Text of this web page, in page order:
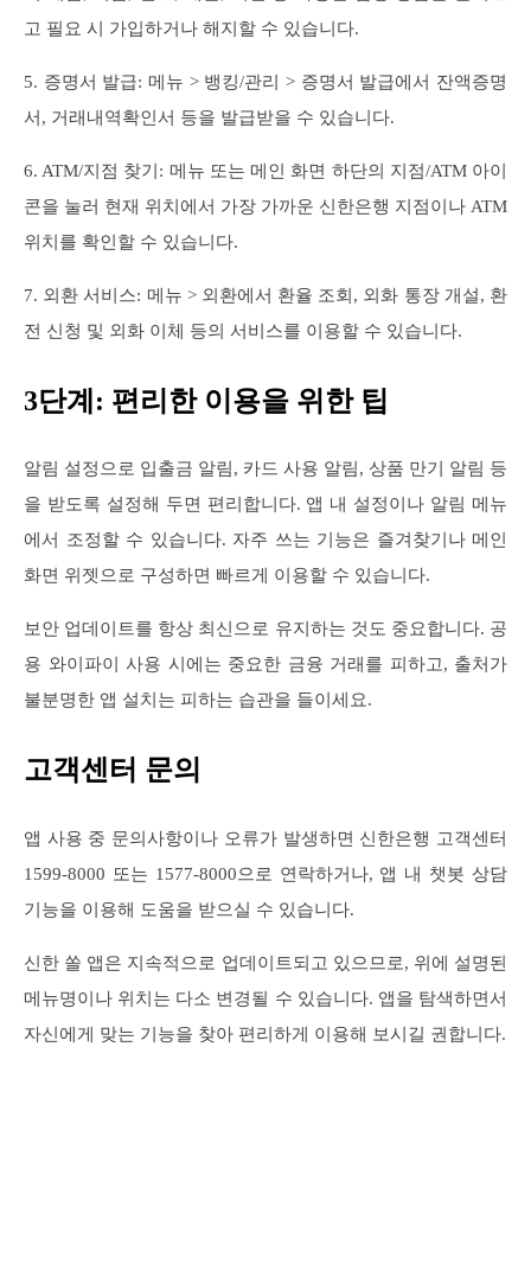
고 필요 시 가입하거나 해지할 수 있습니다.
5. 증명서 발급: 메뉴 > 뱅킹/관리 > 증명서 발급에서 잔액증명
서, 거래내역확인서 등을 발급받을 수 있습니다.
6. ATM/지점 찾기: 메뉴 또는 메인 화면 하단의 지점/ATM 아이
콘을 눌러 현재 위치에서 가장 가까운 신한은행 지점이나 ATM
위치를 확인할 수 있습니다.
7. 외환 서비스: 메뉴 > 외환에서 환율 조회, 외화 통장 개설, 환
전 신청 및 외화 이체 등의 서비스를 이용할 수 있습니다.
3단계: 편리한 이용을 위한 팁
알림 설정으로 입출금 알림, 카드 사용 알림, 상품 만기 알림 등
을 받도록 설정해 두면 편리합니다. 앱 내 설정이나 알림 메뉴
에서 조정할 수 있습니다. 자주 쓰는 기능은 즐겨찾기나 메인
화면 위젯으로 구성하면 빠르게 이용할 수 있습니다.
보안 업데이트를 항상 최신으로 유지하는 것도 중요합니다. 공
용 와이파이 사용 시에는 중요한 금융 거래를 피하고, 출처가
불분명한 앱 설치는 피하는 습관을 들이세요.
고객센터 문의
앱 사용 중 문의사항이나 오류가 발생하면 신한은행 고객센터
1599-8000 또는 1577-8000으로 연락하거나, 앱 내 챗봇 상담
기능을 이용해 도움을 받으실 수 있습니다.
신한 쏠 앱은 지속적으로 업데이트되고 있으므로, 위에 설명된
메뉴명이나 위치는 다소 변경될 수 있습니다. 앱을 탐색하면서
자신에게 맞는 기능을 찾아 편리하게 이용해 보시길 권합니다.